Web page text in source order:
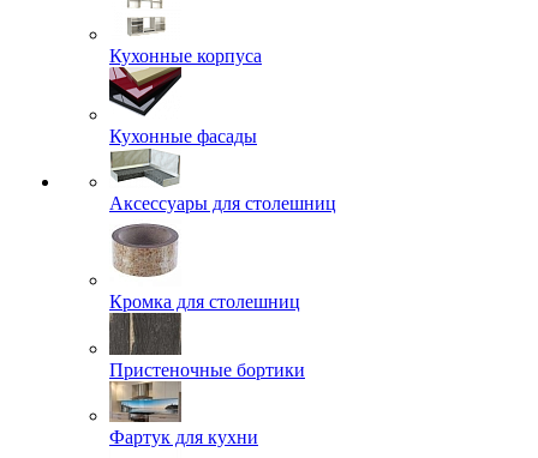
Кухонные корпуса
Кухонные фасады
Аксессуары для столешниц
Кромка для столешниц
Пристеночные бортики
Фартук для кухни